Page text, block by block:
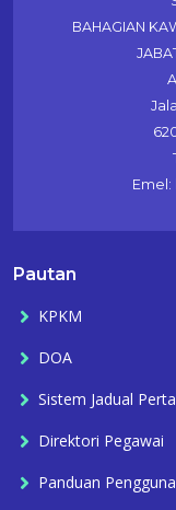
BAHAGIAN
Pautan
KPKM
DOA
Sistem Jadual
Direktori Pegawai
Panduan Pengguna